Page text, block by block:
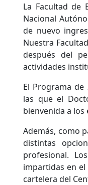
La Facultad de
Nacional
de nuevo
Nuestra
después del
actividades
El Programa
las que el
bienvenida a
Además, como
distintas
profesional.
impartidas en el
cartelera del